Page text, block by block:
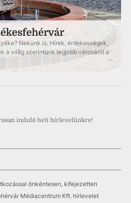
Nekünk is. Hírek, érdekességek,
a világ szerintünk legjobb városáról a
induló heti hírlevelünkre!
önkéntesen, kifejezetten
Médiacentrum Kft. hírlevelet